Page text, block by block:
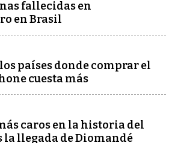
fallecidas en
en Brasil
países donde comprar el
cuesta más
caros en la historia del
la llegada de Diomandé